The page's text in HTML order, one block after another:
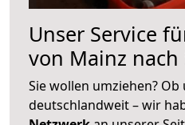
Unser Service
von Mainz nach
Sie wollen umziehen?
deutschlandweit – wir